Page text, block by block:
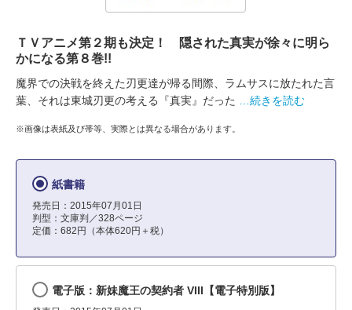
ＴＶアニメ第２期も決定！ 隠された真実が徐々に明ら
かになる第８巻!!
魔界での決戦を終えた刃更達が帰る間際、ラムサスに放たれた言
葉、それは東城刃更の考える『真実』だった
…続きを読む
※画像は表紙及び帯等、実際とは異なる場合があります。
紙書籍
発売日：2015年07月01日
判型：文庫判／328ページ
定価：682円（本体620円＋税）
電子版：新妹魔王の契約者 VIII【電子特別版】